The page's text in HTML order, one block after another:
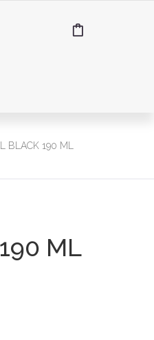
BLACK 190 ML
ML